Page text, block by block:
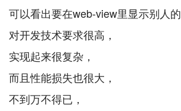
可以看出要在web-view里显示别人的
对开发技术要求很高，
实现起来很复杂，
而且性能损失也很大，
不到万不得已，